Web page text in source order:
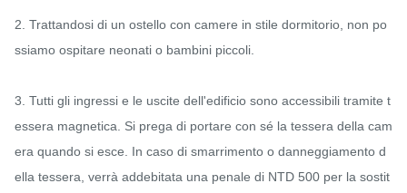
2. Trattandosi di un ostello con camere in stile dormitorio, non po
ssiamo ospitare neonati o bambini piccoli.
3. Tutti gli ingressi e le uscite dell'edificio sono accessibili tramite t
essera magnetica. Si prega di portare con sé la tessera della cam
era quando si esce. In caso di smarrimento o danneggiamento d
ella tessera, verrà addebitata una penale di NTD 500 per la sostit